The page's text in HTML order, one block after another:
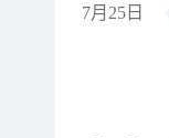
7月25日